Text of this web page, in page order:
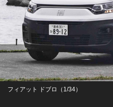
フィアット ドブロ（1/34）